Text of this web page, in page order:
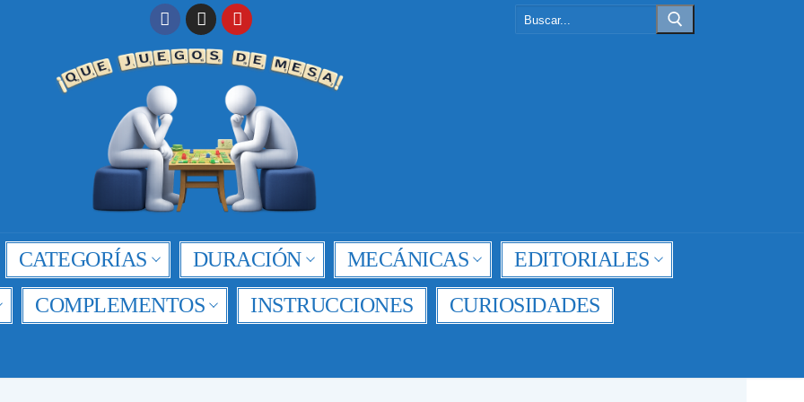
CATEGORÍAS DURACIÓN MECÁNICAS
EDITORIALES
COMPLEMENTOS INSTRUCCIONES
CURIOSIDADES